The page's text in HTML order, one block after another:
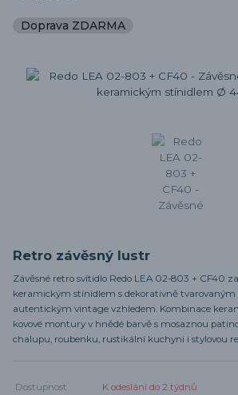
Doprava ZDARMA
Retro závěsný lustr
Závěsné retro svítidlo Redo LEA 02-803 + CF40
keramickým stínidlem s dekorativně tvarovaným
autentickým vintage vzhledem. Kombinace
kovové montury v hnědé barvě s mosaznou
chalupu, roubenku, rustikální kuchyni i stylovou
Dostupnost K odeslání do 2 týdnů